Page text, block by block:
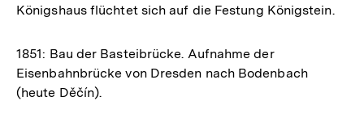
Königshaus flüchtet sich auf die Festung Königstein.
1851: Bau der Basteibrücke. Aufnahme der
Eisenbahnbrücke von Dresden nach Bodenbach
(heute Děčín).